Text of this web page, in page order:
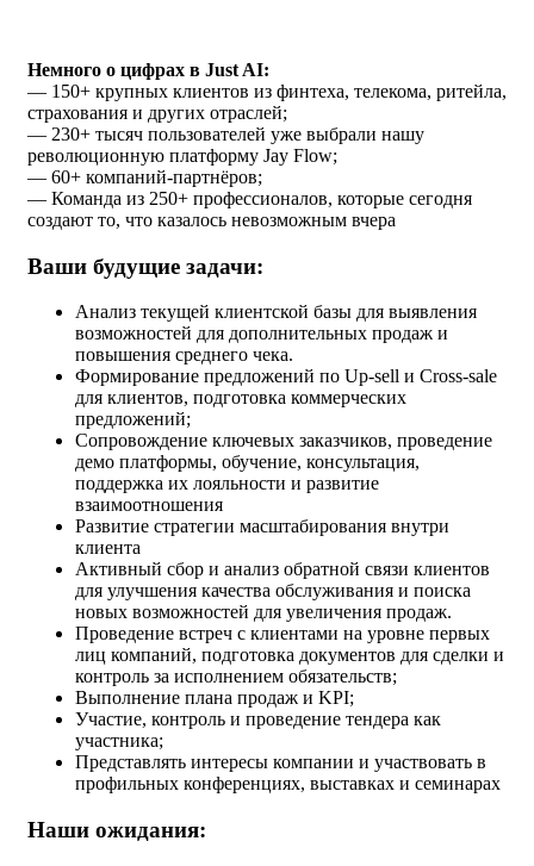
Немного о цифрах в Just AI:
— 150+ крупных клиентов из финтеха, телекома, ритейла,
страхования и других отраслей;
— 230+ тысяч пользователей уже выбрали нашу
революционную платформу Jay Flow;
— 60+ компаний-партнёров;
— Команда из 250+ профессионалов, которые сегодня
создают то, что казалось невозможным вчера
Ваши будущие задачи:
Анализ текущей клиентской базы для выявления
возможностей для дополнительных продаж и
повышения среднего чека.
Формирование предложений по Up-sell и Cross-sale
для клиентов, подготовка коммерческих
предложений;
Сопровождение ключевых заказчиков, проведение
демо платформы, обучение, консультация,
поддержка их лояльности и развитие
взаимоотношения
Развитие стратегии масштабирования внутри
клиента
Активный сбор и анализ обратной связи клиентов
для улучшения качества обслуживания и поиска
новых возможностей для увеличения продаж.
Проведение встреч с клиентами на уровне первых
лиц компаний, подготовка документов для сделки и
контроль за исполнением обязательств;
Выполнение плана продаж и KPI;
Участие, контроль и проведение тендера как
участника;
Представлять интересы компании и участвовать в
профильных конференциях, выставках и семинарах
Наши ожидания: